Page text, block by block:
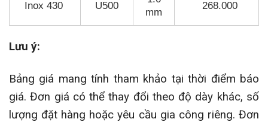
Inox 430 U500
mm
268.000
Lưu ý:
Bảng giá mang tính tham khảo tại thời điểm báo
giá. Đơn giá có thể thay đổi theo độ dày khác, số
lượng đặt hàng hoặc yêu cầu gia công riêng. Đơn